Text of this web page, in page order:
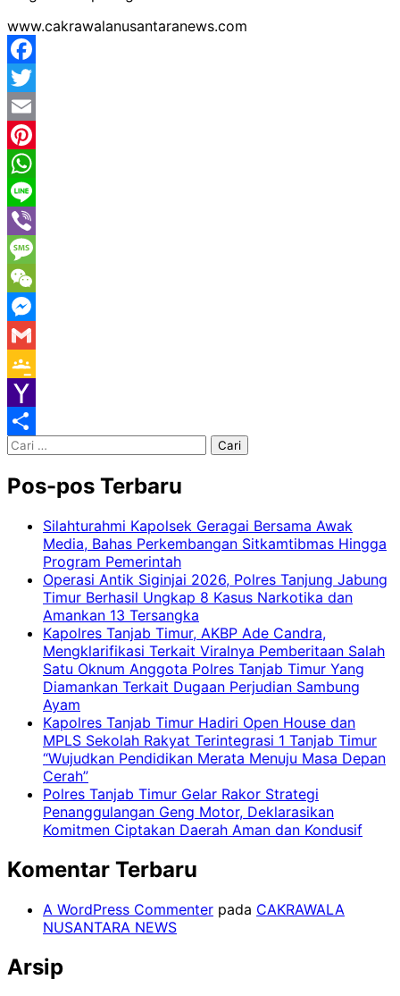
www.cakrawalanusantaranews.com
Facebook
Twitter
Email
Pinterest
WhatsApp
Line
Viber
Message
WeChat
Messenger
Gmail
Google
Classroom
Yahoo
Mail
Share
Cari
Pos-pos Terbaru
Silahturahmi Kapolsek Geragai Bersama Awak
Media, Bahas Perkembangan Sitkamtibmas Hingga
Program Pemerintah
Operasi Antik Siginjai 2026, Polres Tanjung Jabung
Timur Berhasil Ungkap 8 Kasus Narkotika dan
Amankan 13 Tersangka
Kapolres Tanjab Timur, AKBP Ade Candra,
Mengklarifikasi Terkait Viralnya Pemberitaan Salah
Satu Oknum Anggota Polres Tanjab Timur Yang
Diamankan Terkait Dugaan Perjudian Sambung
Ayam
Kapolres Tanjab Timur Hadiri Open House dan
MPLS Sekolah Rakyat Terintegrasi 1 Tanjab Timur
“Wujudkan Pendidikan Merata Menuju Masa Depan
Cerah”
Polres Tanjab Timur Gelar Rakor Strategi
Penanggulangan Geng Motor, Deklarasikan
Komitmen Ciptakan Daerah Aman dan Kondusif
Komentar Terbaru
A WordPress Commenter pada CAKRAWALA
NUSANTARA NEWS
Arsip